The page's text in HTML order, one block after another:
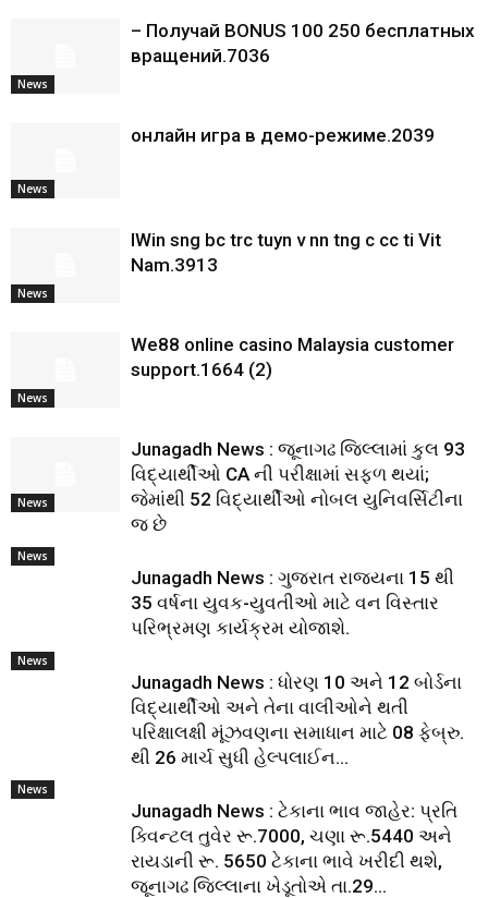
News
– Получай BONUS 100 250 бесплатных
вращений.7036
News
онлайн игра в демо-режиме.2039
News
IWin sng bc trc tuyn v nn tng c cc ti Vit
Nam.3913
News
We88 online casino Malaysia customer
support.1664 (2)
News
Junagadh News : જૂનાગઢ જિલ્લામાં કુલ 93
વિદ્યાર્થીઓ CA ની પરીક્ષામાં સફળ થયાં;
જેમાંથી 52 વિદ્યાર્થીઓ નોબલ યુનિવર્સિટીના
જ છે
News
Junagadh News : ગુજરાત રાજ્યના 15 થી
35 વર્ષના યુવક-યુવતીઓ માટે વન વિસ્તાર
પરિભ્રમણ કાર્યક્રમ યોજાશે.
News
Junagadh News : ધોરણ 10 અને 12 બોર્ડના
વિદ્યાર્થીઓ અને તેના વાલીઓને થતી
પરિક્ષાલક્ષી મૂંઝવણના સમાધાન માટે 08 ફેબ્રુ.
થી 26 માર્ચ સુધી હેલ્પલાઈન...
News
Junagadh News : ટેકાના ભાવ જાહેર: પ્રતિ
ક્વિન્ટલ તુવેર રૂ.7000, ચણા રૂ.5440 અને
રાયડાની રૂ. 5650 ટેકાના ભાવે ખરીદી થશે,
જૂનાગઢ જિલ્લાના ખેડૂતોએ તા.29...